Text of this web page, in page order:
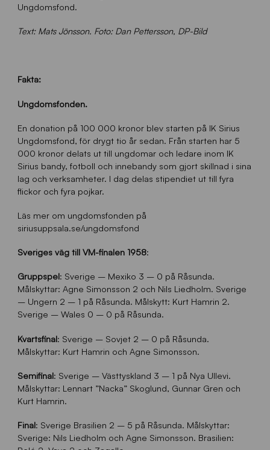
Ungdomsfond.
Text: Mats Jönsson. Foto: Dan Pettersson, DP-Bild
Fakta:
Ungdomsfonden.
En donation på 100 000 kronor blev starten på IK Sirius
Ungdomsfond, för drygt tio år sedan. Från starten har 5
000 kronor delats ut till ungdomar och ledare inom IK
Sirius bandy, fotboll och innebandy som gjort skillnad i sina
lag och verksamheter. I dag delas stipendiet ut till fyra
flickor och fyra pojkar.
Läs mer om ungdomsfonden på
siriusuppsala.se/ungdomsfond
Sveriges väg till VM-finalen 1958:
Gruppspel: Sverige – Mexiko 3 – 0 på Råsunda.
Målskyttar: Agne Simonsson 2 och Nils Liedholm. Sverige
– Ungern 2 – 1 på Råsunda. Målskytt: Kurt Hamrin 2.
Sverige – Wales 0 – 0 på Råsunda.
Kvartsfinal: Sverige – Sovjet 2 – 0 på Råsunda.
Målskyttar: Kurt Hamrin och Agne Simonsson.
Semifinal: Sverige – Västtyskland 3 – 1 på Nya Ullevi.
Målskyttar: Lennart ”Nacka” Skoglund, Gunnar Gren och
Kurt Hamrin.
Final: Sverige Brasilien 2 – 5 på Råsunda. Målskyttar:
Sverige: Nils Liedholm och Agne Simonsson. Brasilien: